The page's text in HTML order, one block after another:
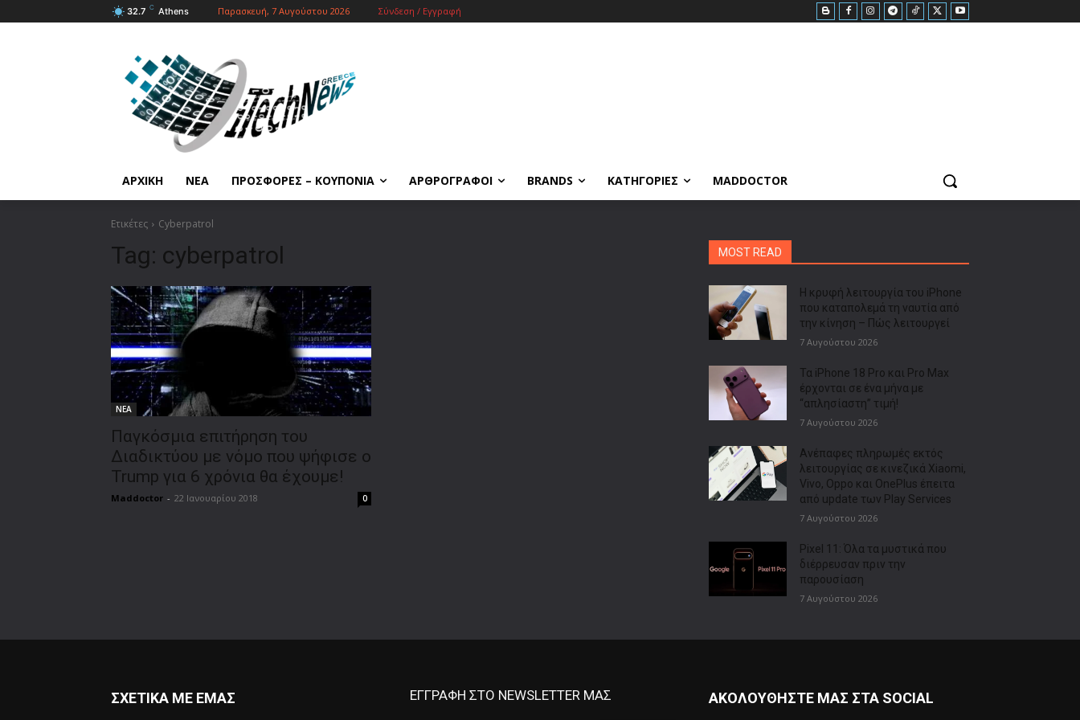
32.7 C Athens Παρασκευή, 7 Αυγούστου 2026 Σύνδεση / Εγγραφή
ΑΡΧΙΚΗ ΝΕΑ ΠΡΟΣΦΟΡΕΣ – ΚΟΥΠΟΝΙΑ ΑΡΘΡΟΓΡΑΦΟΙ BRANDS ΚΑΤΗΓΟΡΙΕΣ MADDOCTOR
Ετικέτες Cyberpatrol
Tag: cyberpatrol
ΝΕΑ
Παγκόσμια επιτήρηση του
Διαδικτύου με νόμο που ψήφισε ο
Trump για 6 χρόνια θα έχουμε!
Maddoctor - 22 Ιανουαρίου 2018 0
MOST READ
Η κρυφή λειτουργία του iPhone
που καταπολεμά τη ναυτία από
την κίνηση – Πώς λειτουργεί
7 Αυγούστου 2026
Τα iPhone 18 Pro και Pro Max
έρχονται σε ένα μήνα με
“απλησίαστη” τιμή!
7 Αυγούστου 2026
Ανέπαφες πληρωμές εκτός
λειτουργίας σε κινεζικά Xiaomi,
Vivo, Oppo και OnePlus έπειτα
από update των Play Services
7 Αυγούστου 2026
Pixel 11: Όλα τα μυστικά που
διέρρευσαν πριν την
παρουσίαση
7 Αυγούστου 2026
ΣΧΕΤΙΚΑ ΜΕ ΕΜΑΣ ΕΓΓΡΑΦΗ ΣΤΟ NEWSLETTER ΜΑΣ ΑΚΟΛΟΥΘΗΣΤΕ ΜΑΣ ΣΤΑ SOCIAL